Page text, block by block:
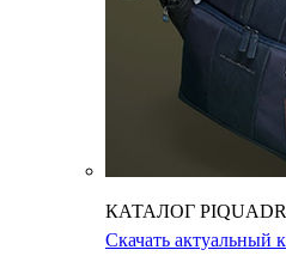
КАТАЛОГ
Скачать актуальный